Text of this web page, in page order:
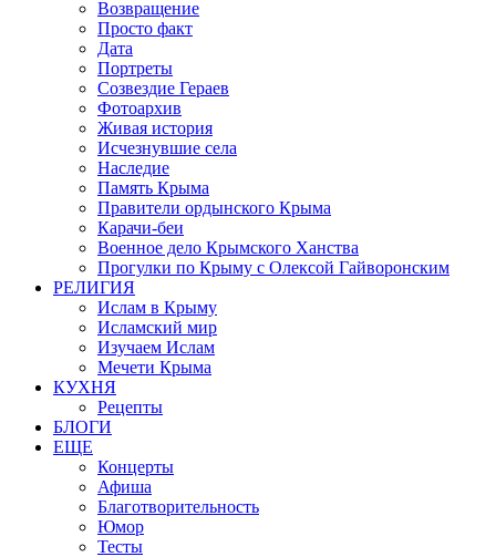
Возвращение
Просто факт
Дата
Портреты
Созвездие Гераев
Фотоархив
Живая история
Исчезнувшие села
Наследие
Память Крыма
Правители ордынского Крыма
Карачи-беи
Военное дело Крымского Ханства
Прогулки по Крыму с Олексой Гайворонским
РЕЛИГИЯ
Ислам в Крыму
Исламский мир
Изучаем Ислам
Мечети Крыма
КУХНЯ
Рецепты
БЛОГИ
ЕЩЕ
Концерты
Афиша
Благотворительность
Юмор
Тесты